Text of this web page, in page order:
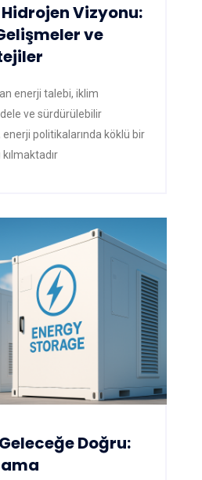
Vizyonu:
ve
enerji talebi, iklim
ve sürdürülebilir
enerji politikalarında köklü bir
Doğru: